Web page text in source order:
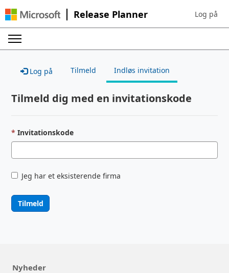
Release Planner Sign in to
Log på
Log på Tilmeld Indløs invitation
Tilmeld dig med en invitationskode
Invitationskode
Jeg har et eksisterende firma
Tilmeld
Nyheder